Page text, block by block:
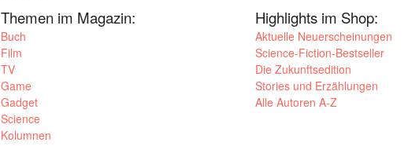
Themen im Magazin:
Buch
Film
TV
Game
Gadget
Science
Kolumnen
Highlights im Shop:
Aktuelle Neuerscheinungen
Science-Fiction-Bestseller
Die Zukunftsedition
Stories und Erzählungen
Alle Autoren A-Z